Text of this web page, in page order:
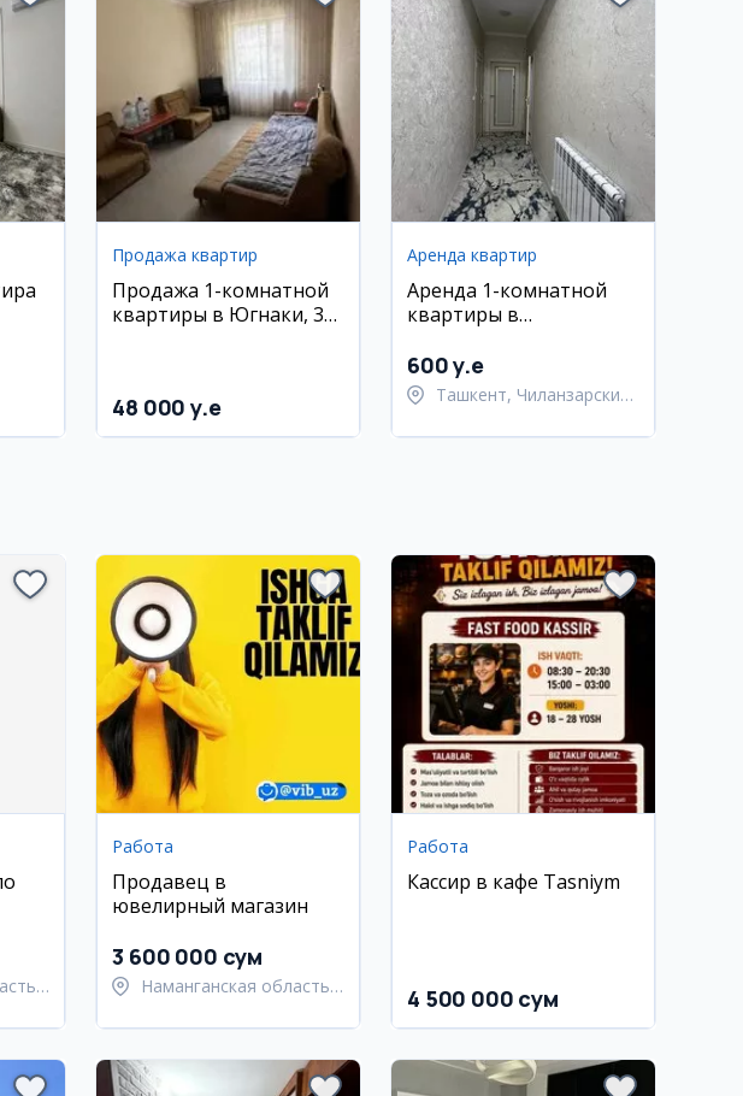
Продажа квартир
Продажа 1-комнатной
квартиры в Югнаки, 38
48 000 y.e
Аренда квартир
Аренда 1-комнатной
квартиры в
600 y.e
Ташкент, Чиланзарский
Работа
Продавец в
ювелирный магазин
3 600 000 сум
Наманганская область,
Работа
Кассир в кафе Tasniym
4 500 000 сум